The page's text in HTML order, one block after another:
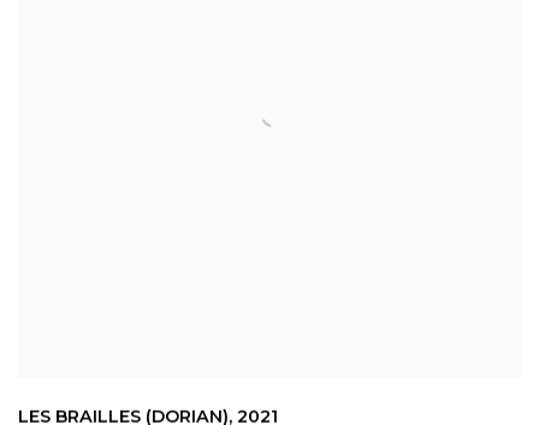
LES BRAILLES (DORIAN), 2021